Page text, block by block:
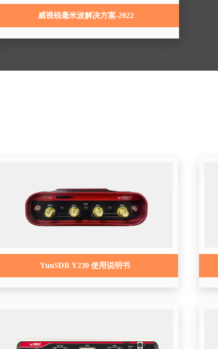
威视锐毫米波解决方案-2022
YunSDR Y230 使用说明书